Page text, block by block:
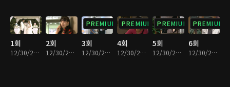
1회
12/30/2022 • 36분
2회
12/30/2022 • 36분
PREMIUM
3회
12/30/2022 • 38분
PREMIUM
4회
12/30/2022 • 36분
PREMIUM
5회
12/30/2022 • 36분
PREMIUM
6회
12/30/2022 • 37분